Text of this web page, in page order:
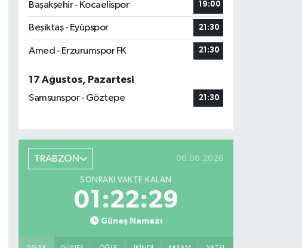
Başakşehir - Kocaelispor
19:00
Beşiktaş - Eyüpspor 21:30
Amed - Erzurumspor FK 21:30
17 Ağustos, Pazartesi
Samsunspor - Göztepe
21:30
TRABZON 06.08.2026
SONRAKI VAKTE KALAN
01:22:28
Güneş Namazı